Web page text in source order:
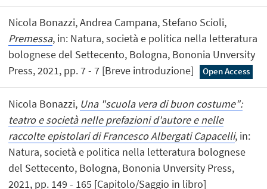
Nicola Bonazzi, Andrea Campana, Stefano Scioli,
Premessa, in: Natura, società e politica nella letteratura
bolognese del Settecento, Bologna, Bononia Unversity
Press, 2021, pp. 7 - 7 [Breve introduzione]
Open Access
Nicola Bonazzi, Una "scuola vera di buon costume":
teatro e società nelle prefazioni d'autore e nelle
raccolte epistolari di Francesco Albergati Capacelli, in:
Natura, società e politica nella letteratura bolognese
del Settecento, Bologna, Bononia Unversity Press,
2021, pp. 149 - 165 [Capitolo/Saggio in libro]